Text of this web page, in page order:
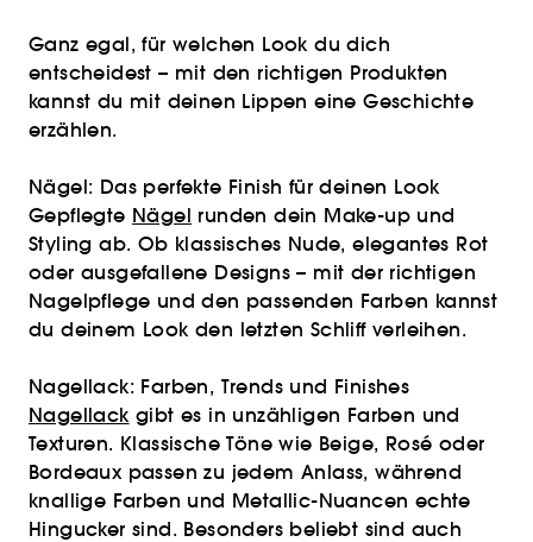
Ganz egal, für welchen Look du dich
entscheidest – mit den richtigen Produkten
kannst du mit deinen Lippen eine Geschichte
erzählen.
Nägel: Das perfekte Finish für deinen Look
Gepflegte Nägel runden dein Make-up und
Styling ab. Ob klassisches Nude, elegantes Rot
oder ausgefallene Designs – mit der richtigen
Nagelpflege und den passenden Farben kannst
du deinem Look den letzten Schliff verleihen.
Nagellack: Farben, Trends und Finishes
Nagellackgibt es in unzähligen Farben und
Texturen. Klassische Töne wie Beige, Rosé oder
Bordeaux passen zu jedem Anlass, während
knallige Farben und Metallic-Nuancen echte
Hingucker sind. Besonders beliebt sind auch